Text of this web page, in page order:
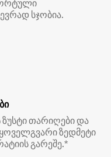
სჯობია.
თარიღები და
ზედმეტი
გარეშე.*